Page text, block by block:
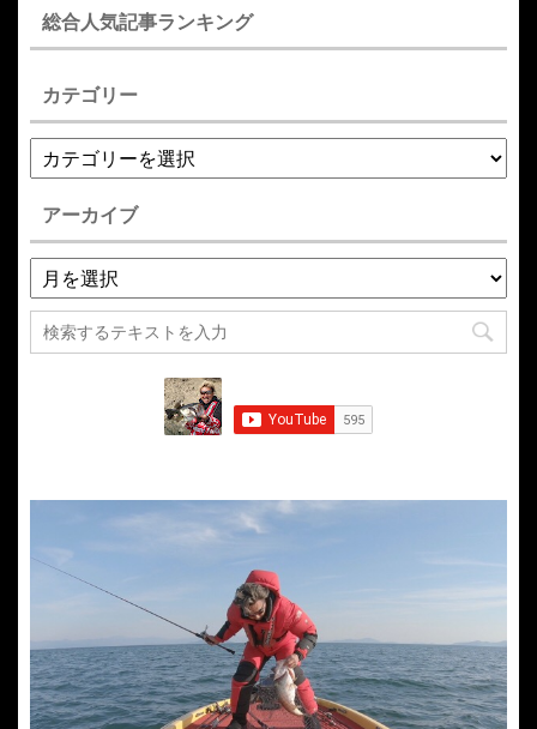
総合人気記事ランキング
カテゴリー
アーカイブ